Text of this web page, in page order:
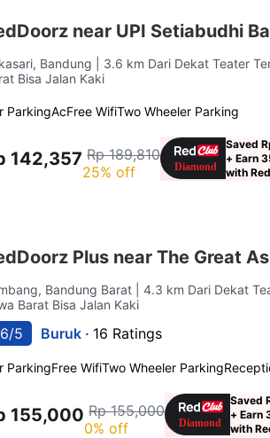
near UPI Setiabudhi
Bandung
| 3.6 km Dari Dekat Teater
Bisa Jalan Kaki
ParkingAcFree WifiTwo Wheeler Parking
142,357 Rp 189,810
25% off
Saved
+ Earn
with
Plus near The Great
Bandung Barat
| 4.3 km Dari Dekat
Barat Bisa Jalan Kaki
5 Buruk · 16 Ratings
ParkingFree WifiTwo Wheeler Parking
155,000 Rp 155,000
0% off
Saved
+ Earn
with